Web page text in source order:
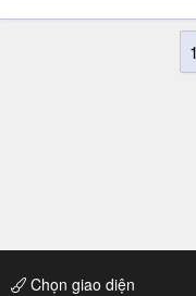
1
Chọn giao diện